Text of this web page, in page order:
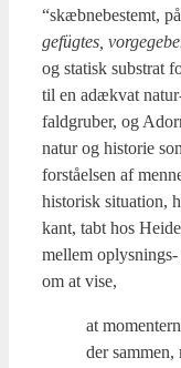
“skæb­ne­be­stemt,
gefüg­tes,
og sta­tisk sub­strat
til en adæ­kvat
fald­gru­ber, og
natur og histo­rie
for­stå­el­sen af
histo­risk situ­a­tion,
kant, tabt hos
mel­lem
om at vise,
at
der